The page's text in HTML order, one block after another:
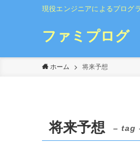
現役エンジニアによるプログ
ファミプログ
ホーム 将来予想
将来予想 – tag